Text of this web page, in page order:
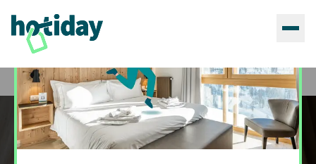
Home Hotels Hotiday Leuca Porto